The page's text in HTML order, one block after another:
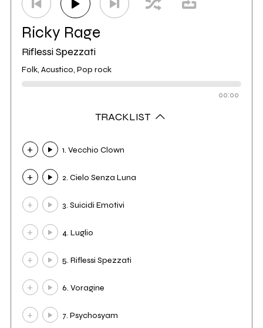
Ricky Rage
Riflessi Spezzati
Folk, Acustico, Pop rock
00:00
TRACKLIST
1. Vecchio Clown
2. Cielo Senza Luna
3. Suicidi Emotivi
4. Luglio
5. Riflessi Spezzati
6. Voragine
7. Psychosyam